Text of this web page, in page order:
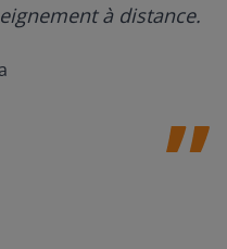
à distance.